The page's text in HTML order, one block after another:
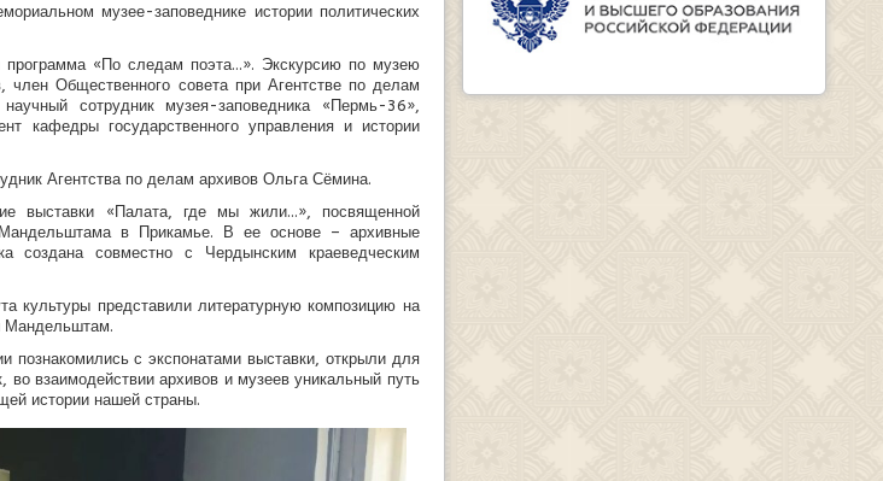
музее-заповеднике истории политических
«По следам поэта...». Экскурсию по музею
член Общественного совета при Агентстве по делам
сотрудник музея-заповедника «Пермь-36»,
кафедры государственного управления и истории
Агентства по делам архивов Ольга Сёмина.
выставки «Палата, где мы жили...», посвященной
в Прикамье. В ее основе – архивные
создана совместно с Чердынским краеведческим
культуры представили литературную композицию на
Мандельштам.
познакомились с экспонатами выставки, открыли для
взаимодействии архивов и музеев уникальный путь
истории нашей страны.